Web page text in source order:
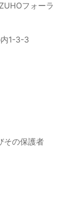
フォーラ
1-3-3
その保護者